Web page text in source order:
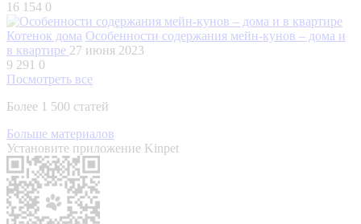
16 154 0
Котенок дома Особенности содержания мейн-кунов – дома и
в квартире 27 июня 2023
9 291 0
Посмотреть все
Более 1 500 статей
Больше материалов
Установите приложение Kinpet